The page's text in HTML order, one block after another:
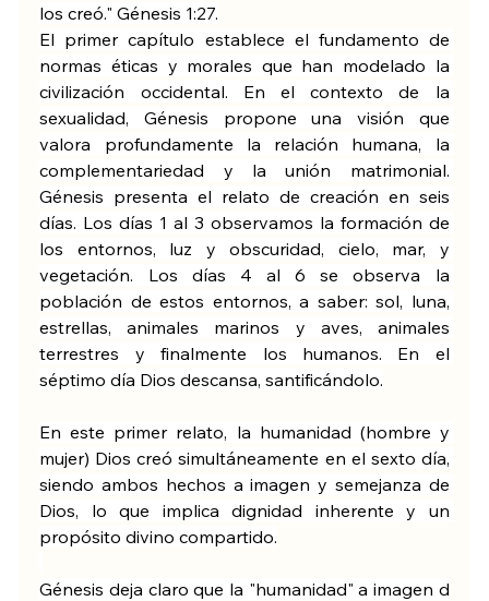
los creó." Génesis 1:27.
El primer capítulo establece el fundamento de
normas éticas y morales que han modelado la
civilización occidental. En el contexto de la
sexualidad, Génesis propone una visión que
valora profundamente la relación humana, la
complementariedad y la unión matrimonial.
Génesis presenta el relato de creación en seis
días. Los días 1 al 3 observamos la formación de
los entornos, luz y obscuridad, cielo, mar, y
vegetación. Los días 4 al 6 se observa la
población de estos entornos, a saber: sol, luna,
estrellas, animales marinos y aves, animales
terrestres y finalmente los humanos. En el
séptimo día Dios descansa, santificándolo.
En este primer relato, la humanidad (hombre y
mujer) Dios creó simultáneamente en el sexto día,
siendo ambos hechos a imagen y semejanza de
Dios, lo que implica dignidad inherente y un
propósito divino compartido.
Génesis deja claro que la "humanidad" a imagen d